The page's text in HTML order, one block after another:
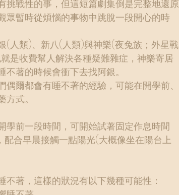
戰性的事，但這短篇劇集倒是完整地還原
眾暫時從煩惱的事物中跳脫一段開心的時
(人類)、新八(人類)與神樂(夜兔族；外星戰
是收費幫人解決各種疑難雜症，神樂寄居
著的時候會衝下去找阿銀。
爾都會有睡不著的經驗，可能在開學前、
式。
學前一段時間，可開始試著固定作息時間
合早晨接觸一點陽光(大概像坐在陽台上
著，這樣的狀況有以下幾種可能性：